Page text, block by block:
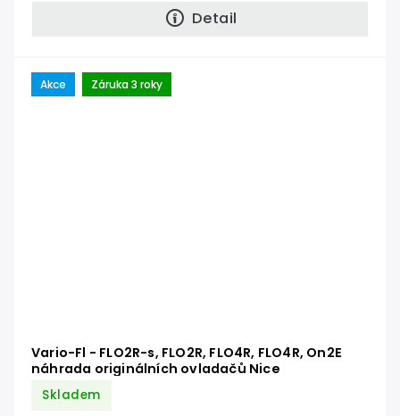
Detail
Akce Záruka 3 roky
Vario-Fl - FLO2R-s, FLO2R, FLO4R, FLO4R, On2E
náhrada originálních ovladačů Nice
Skladem